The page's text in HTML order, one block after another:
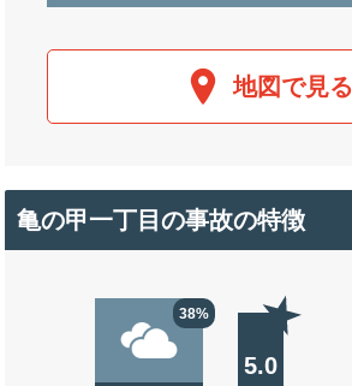
地図で見る
亀の甲一丁目の事故の特徴
38%
5.0